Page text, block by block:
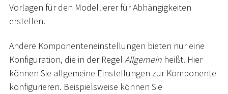
Vorlagen für den Modellierer für Abhängigkeiten
erstellen.
Andere Komponenteneinstellungen bieten nur eine
Konfiguration, die in der Regel Allgemein heißt. Hier
können Sie allgemeine Einstellungen zur Komponente
konfigurieren. Beispielsweise können Sie